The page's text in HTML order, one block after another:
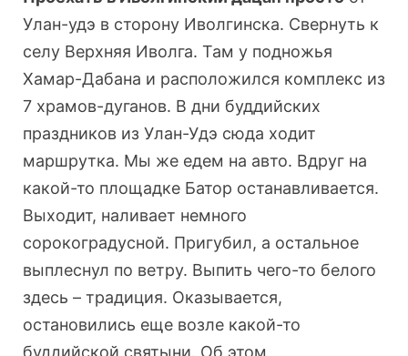
Улан-удэ в сторону Иволгинска. Свернуть к
селу Верхняя Иволга. Там у подножья
Хамар-Дабана и расположился комплекс из
7 храмов-дуганов. В дни буддийских
праздников из Улан-Удэ сюда ходит
маршрутка. Мы же едем на авто. Вдруг на
какой-то площадке Батор останавливается.
Выходит, наливает немного
сорокоградусной. Пригубил, а остальное
выплеснул по ветру. Выпить чего-то белого
здесь – традиция. Оказывается,
остановились еще возле какой-то
буддийской святыни. Об этом